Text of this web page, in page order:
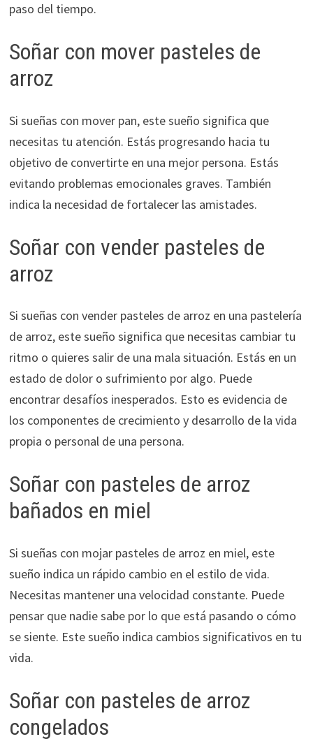
paso del tiempo.
Soñar con mover pasteles de
arroz
Si sueñas con mover pan, este sueño significa que
necesitas tu atención. Estás progresando hacia tu
objetivo de convertirte en una mejor persona. Estás
evitando problemas emocionales graves. También
indica la necesidad de fortalecer las amistades.
Soñar con vender pasteles de
arroz
Si sueñas con vender pasteles de arroz en una pastelería
de arroz, este sueño significa que necesitas cambiar tu
ritmo o quieres salir de una mala situación. Estás en un
estado de dolor o sufrimiento por algo. Puede
encontrar desafíos inesperados. Esto es evidencia de
los componentes de crecimiento y desarrollo de la vida
propia o personal de una persona.
Soñar con pasteles de arroz
bañados en miel
Si sueñas con mojar pasteles de arroz en miel, este
sueño indica un rápido cambio en el estilo de vida.
Necesitas mantener una velocidad constante. Puede
pensar que nadie sabe por lo que está pasando o cómo
se siente. Este sueño indica cambios significativos en tu
vida.
Soñar con pasteles de arroz
congelados